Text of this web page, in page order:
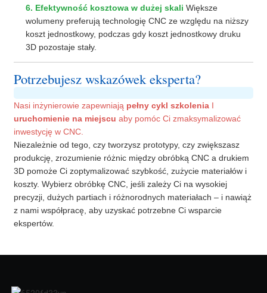
6. Efektywność kosztowa w dużej skali Większe
wolumeny preferują technologię CNC ze względu na niższy
koszt jednostkowy, podczas gdy koszt jednostkowy druku
3D pozostaje stały.
Potrzebujesz wskazówek eksperta?
Nasi inżynierowie zapewniają pełny cykl szkoleniaI
uruchomienie na miejscu aby pomóc Ci zmaksymalizować
inwestycję w CNC.
Niezależnie od tego, czy tworzysz prototypy, czy zwiększasz
produkcję, zrozumienie różnic między obróbką CNC a drukiem
3D pomoże Ci zoptymalizować szybkość, zużycie materiałów i
koszty. Wybierz obróbkę CNC, jeśli zależy Ci na wysokiej
precyzji, dużych partiach i różnorodnych materiałach – i nawiąż
z nami współpracę, aby uzyskać potrzebne Ci wsparcie
ekspertów.